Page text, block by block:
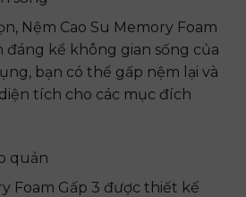
Nệm Cao Su Memory Foam
đáng kể không gian sống của
bạn có thể gấp nệm lại và
tích cho các mục đích
quản
Foam Gấp 3 được thiết kế